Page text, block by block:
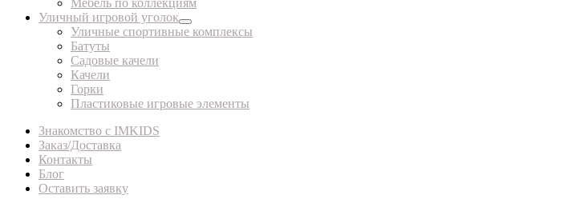
Мебель по коллекциям
Уличный игровой уголок
Уличные спортивные комплексы
Батуты
Садовые качели
Качели
Горки
Пластиковые игровые элементы
Знакомство с IMKIDS
Заказ/Доставка
Контакты
Блог
Оставить заявку